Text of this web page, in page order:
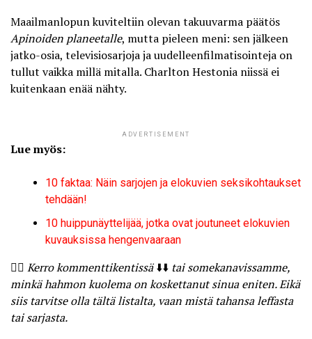
Maailmanlopun kuviteltiin olevan takuuvarma päätös
Apinoiden planeetalle, mutta pieleen meni: sen jälkeen
jatko-osia, televisiosarjoja ja uudelleenfilmatisointeja on
tullut vaikka millä mitalla. Charlton Hestonia niissä ei
kuitenkaan enää nähty.
ADVERTISEMENT
Lue myös:
10 faktaa: Näin sarjojen ja elokuvien seksikohtaukset
tehdään!
10 huippunäyttelijää, jotka ovat joutuneet elokuvien
kuvauksissa hengenvaaraan
🤷‍♀️ Kerro kommenttikentissä⬇️⬇️ tai somekanavissamme,
minkä hahmon kuolema on koskettanut sinua eniten. Eikä
siis tarvitse olla tältä listalta, vaan mistä tahansa leffasta
tai sarjasta.